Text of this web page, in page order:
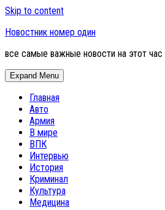
Skip to content
Новостник номер один
все самые важные новости на этот час
Expand Menu
Главная
Авто
Армия
В мире
ВПК
Интервью
История
Криминал
Культура
Медицина